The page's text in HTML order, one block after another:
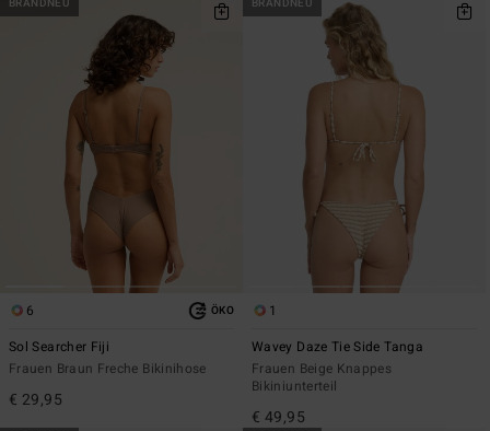
6 ÖKO
Sol Searcher Fiji
Frauen Braun Freche Bikinihose
€ 29,95
1
Wavey Daze Tie Side Tanga
Frauen Beige Knappes
Bikiniunterteil
€ 49,95